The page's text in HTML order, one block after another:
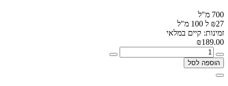
700 מ"ל
₪27 ל 100 מ"ל
זמינות: קיים במלאי
₪189.00
הוספה לסל